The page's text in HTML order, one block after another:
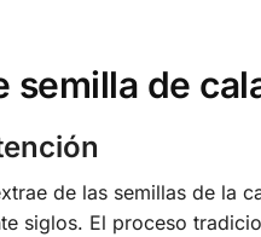
semilla de
de las semillas de la
siglos. El proceso